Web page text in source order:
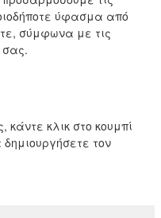
ύφασμα από
σύμφωνα με τις
σας.
κάντε κλικ στο κουμπί
τον